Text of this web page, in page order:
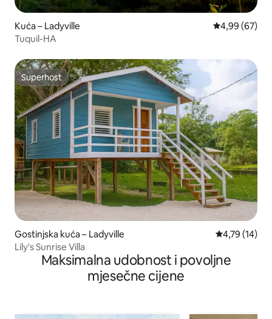
Kuća – Ladyville Prosječna
4,99 (67)
Tuquil-HA
Superhost
Superhost
Gostinjska kuća – Ladyville Prosječna
4,79 (14)
Lily's Sunrise Villa
Maksimalna udobnost i povoljne
mjesečne cijene